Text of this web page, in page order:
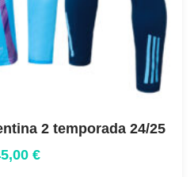
2 temporada 24/25
€